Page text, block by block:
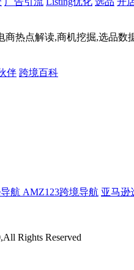
商热点解读,商机挖掘,选品数
伴 跨境百科
导航 AMZ123跨境导航 亚马逊
Rights Reserved